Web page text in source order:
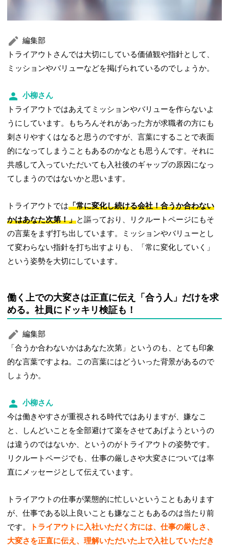
編集部
トライアウトさんでは大切にしている価値観や指針として、
ミッションやバリューなどを掲げられているのでしょうか。
小柳さん
トライアウトではあえてミッションやバリューを作らないよ
うにしています。もちろんそれがあった方が求職者の方にも
刺さりやすくはなると思うのですが、言葉にすることで表面
的になってしまうこともあるのかなとも思うんです。それに
共感して入っていただいても入社後のギャップの原因になっ
てしまうのではないかと思います。
トライアウトでは「常に変化し続ける会社！合うか合わない
かはあなた次第！」と謳っており、リクルートページにもそ
の言葉をまず打ち出しています。ミッションやバリューとし
て変わらない指針を打ち出すよりも、「常に変化していく」
という姿勢を大切にしています。
働く上での大変さは正直に伝え「合う人」だけを求
める。社員にドッキリ検証も！
編集部
「合うか合わないかはあなた次第」というのも、とても印象
的な言葉ですよね。この言葉にはどういった背景があるので
しょうか。
小柳さん
今は働きやすさが重視される時代ではありますが、嫌なこ
と、しんどいことを全部避けて楽をさせてあげようというの
は違うのではないか、というのがトライアウトの姿勢です。
リクルートページでも、仕事の厳しさや大変さについては率
直にメッセージとして伝えています。
トライアウトの仕事が業態的に忙しいということもあります
が、仕事である以上良いことも嫌なこともあるのは当たり前
です。
トライアウトに入社いただく方には、仕事の厳しさ、
大変さを正直に伝え、理解いただいた上で入社していただき